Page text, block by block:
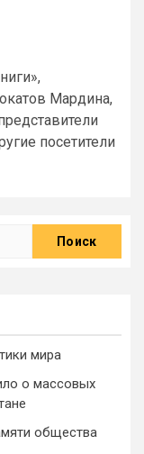
Мардина,
посетители
мира
о массовых
общества